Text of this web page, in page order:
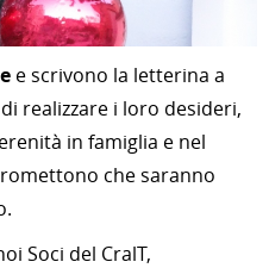
e scrivono la letterina a
realizzare i loro desideri,
in famiglia e nel
che saranno
Soci del CralT,